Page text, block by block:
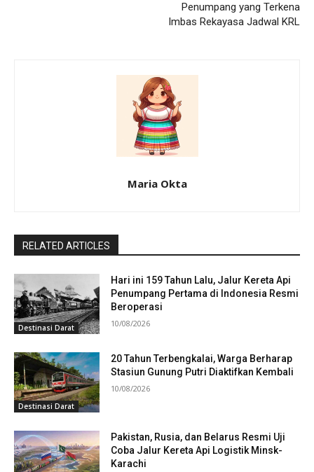
Penumpang yang Terkena
Imbas Rekayasa Jadwal KRL
Maria Okta
RELATED ARTICLES
Destinasi Darat
Hari ini 159 Tahun Lalu, Jalur Kereta Api
Penumpang Pertama di Indonesia Resmi
Beroperasi
10/08/2026
Destinasi Darat
20 Tahun Terbengkalai, Warga Berharap
Stasiun Gunung Putri Diaktifkan Kembali
10/08/2026
Pakistan, Rusia, dan Belarus Resmi Uji
Coba Jalur Kereta Api Logistik Minsk-
Karachi